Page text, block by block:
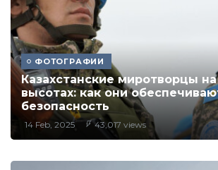
ФОТОГРАФИИ
Казахстанские миротворцы
высотах: как они
безопасность
14 Feb, 2025 43,017 views